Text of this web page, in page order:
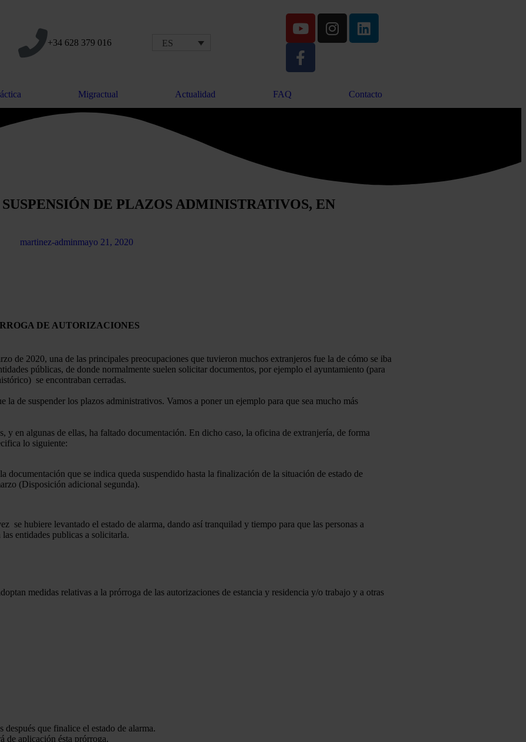
+34 628 379 016 ES
Migractual Actualidad FAQ Contacto
DE PLAZOS ADMINISTRATIVOS, EN
martinez-adminmayo 21, 2020
DE AUTORIZACIONES
de 2020, una de las principales preocupaciones que tuvieron muchos extranjeros fue la de cómo se iba
públicas, de donde normalmente suelen solicitar documentos, por ejemplo el ayuntamiento (para
se encontraban cerradas.
la de suspender los plazos administrativos. Vamos a poner un ejemplo para que sea mucho más
y en algunas de ellas, ha faltado documentación. En dicho caso, la oficina de extranjería, de forma
lo siguiente:
que se indica queda suspendido hasta la finalización de la situación de estado de
(Disposición adicional segunda).
se hubiere levantado el estado de alarma, dando así tranquilad y tiempo para que las personas a
entidades publicas a solicitarla.
medidas relativas a la prórroga de las autorizaciones de estancia y residencia y/o trabajo y a otras
después que finalice el estado de alarma.
de aplicación ésta prórroga.